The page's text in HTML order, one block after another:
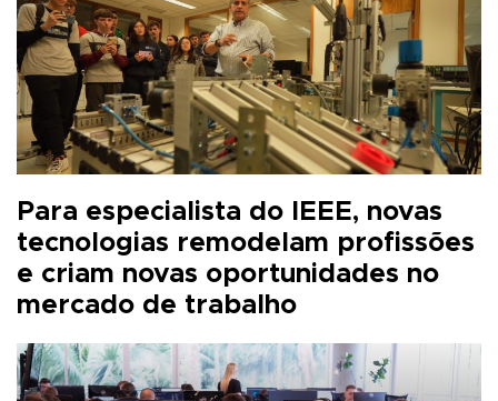
Para especialista do IEEE, novas
tecnologias remodelam profissões
e criam novas oportunidades no
mercado de trabalho